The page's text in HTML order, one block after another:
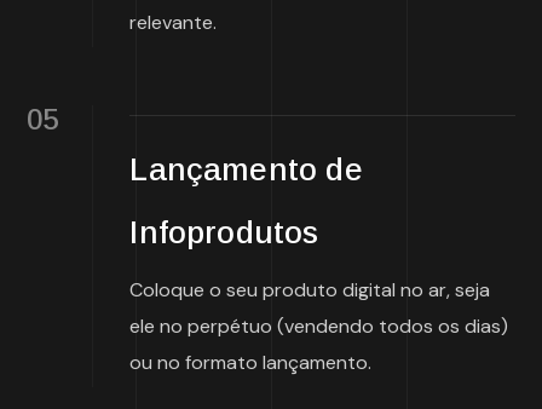
relevante.
05
Lançamento de
Infoprodutos
Coloque o seu produto digital no ar, seja
ele no perpétuo (vendendo todos os dias)
ou no formato lançamento.